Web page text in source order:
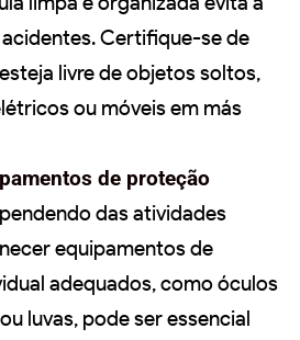
Certifique-se de
livre de objetos soltos,
ou móveis em más
de proteção
das atividades
equipamentos de
adequados, como óculos
luvas, pode ser essencial